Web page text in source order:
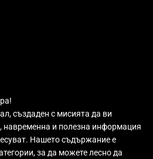
създаден с мисията да ви
навременна и полезна информация
Нашето съдържание е
за да можете лесно да